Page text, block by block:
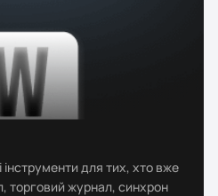
інструменти для тих, хто вже
торговий журнал, синхрон